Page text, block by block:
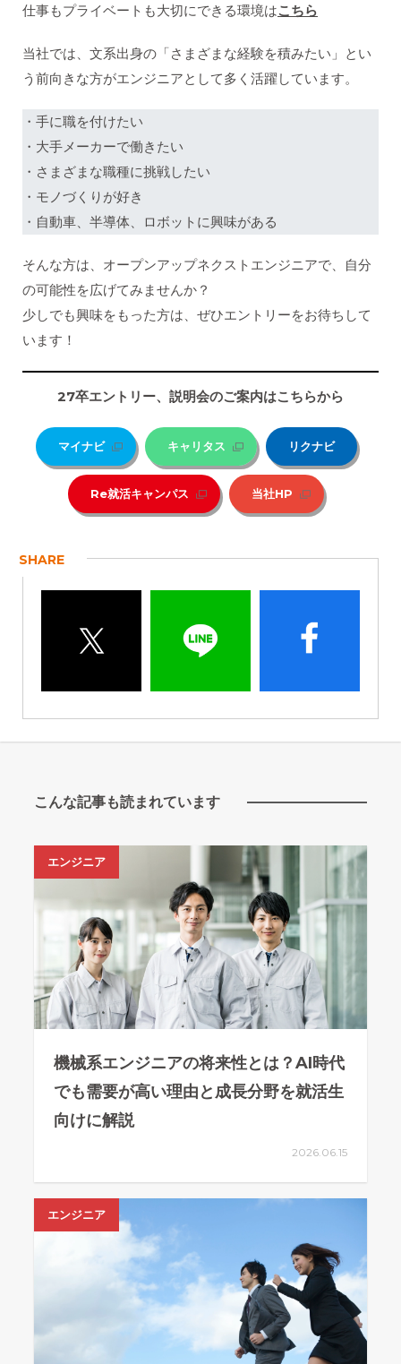
仕事もプライベートも大切にできる環境はこちら
当社では、文系出身の「さまざまな経験を積みたい」とい
う前向きな方がエンジニアとして多く活躍しています。
・手に職を付けたい
・大手メーカーで働きたい
・さまざまな職種に挑戦したい
・モノづくりが好き
・自動車、半導体、ロボットに興味がある
そんな方は、オープンアップネクストエンジニアで、自分
の可能性を広げてみませんか？
少しでも興味をもった方は、ぜひエントリーをお待ちして
います！
27卒エントリー、説明会のご案内はこちらから
マイナビ キャリタス リクナビ
Re就活キャンパス 当社HP
SHARE
こんな記事も読まれています
エンジニア
機械系エンジニアの将来性とは？AI時代
でも需要が高い理由と成長分野を就活生
向けに解説
2026.06.15
エンジニア